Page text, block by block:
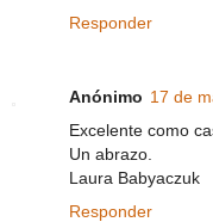
Responder
Anónimo 17 de
Excelente como
Un abrazo.
Laura Babyaczuk
Responder